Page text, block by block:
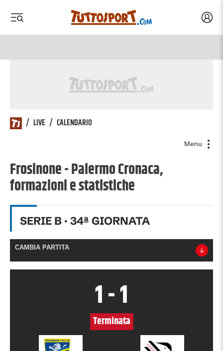
/ LIVE / CALENDARIO
Menu
Frosinone - Palermo Cronaca,
formazioni e statistiche
SERIE B · 34ª GIORNATA
CAMBIA PARTITA
1-1
Terminata